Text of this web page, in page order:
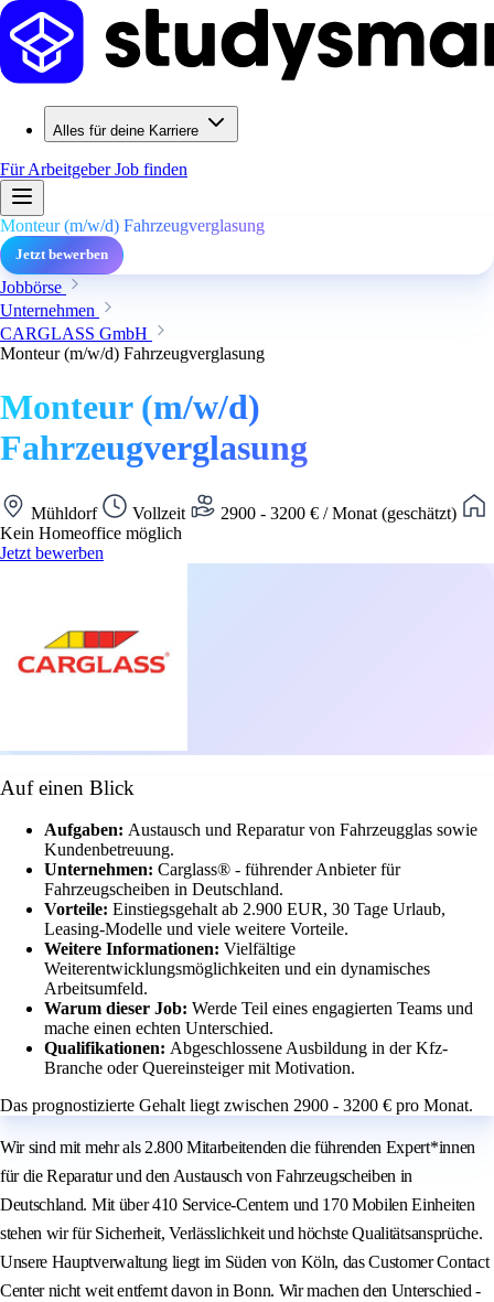
Alles für deine Karriere
Für ArbeitgeberJob finden
Monteur (m/w/d) Fahrzeugverglasung
Jetzt bewerben
Jobbörse
Unternehmen
CARGLASS GmbH
Monteur (m/w/d) Fahrzeugverglasung
Monteur (m/w/d)
Fahrzeugverglasung
Mühldorf Vollzeit
2900 - 3200 € / Monat (geschätzt)
Kein Homeoffice möglich
Jetzt bewerben
Auf einen Blick
Aufgaben: Austausch und Reparatur von Fahrzeugglas sowie
Kundenbetreuung.
Unternehmen: Carglass® - führender Anbieter für
Fahrzeugscheiben in Deutschland.
Vorteile: Einstiegsgehalt ab 2.900 EUR, 30 Tage Urlaub,
Leasing-Modelle und viele weitere Vorteile.
Weitere Informationen: Vielfältige
Weiterentwicklungsmöglichkeiten und ein dynamisches
Arbeitsumfeld.
Warum dieser Job: Werde Teil eines engagierten Teams und
mache einen echten Unterschied.
Qualifikationen: Abgeschlossene Ausbildung in der Kfz-
Branche oder Quereinsteiger mit Motivation.
Das prognostizierte Gehalt liegt zwischen 2900 - 3200 € pro Monat.
Wir sind mit mehr als 2.800 Mitarbeitenden die führenden Expert*innen
für die Reparatur und den Austausch von Fahrzeugscheiben in
Deutschland. Mit über 410 Service-Centern und 170 Mobilen Einheiten
stehen wir für Sicherheit, Verlässlichkeit und höchste Qualitätsansprüche.
Unsere Hauptverwaltung liegt im Süden von Köln, das Customer Contact
Center nicht weit entfernt davon in Bonn. Wir machen den Unterschied -